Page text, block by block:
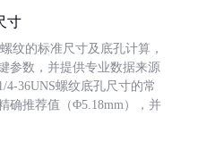
寸
纹的标准尺寸及底孔计算，
参数，并提供专业数据来源
4-36UNS螺纹底孔尺寸的常
确推荐值（Φ5.18mm），并